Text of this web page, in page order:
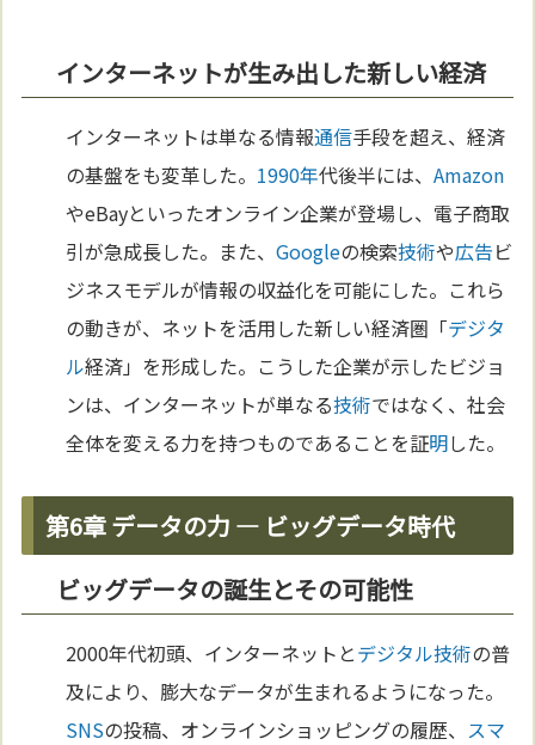
インターネットが生み出した新しい経済
インターネットは単なる情報通信手段を超え、経済
の基盤をも変革した。 1990年代後半には、Amazon
やeBayといったオンライン企業が登場し、電子商取
引が急成長した。また、Googleの検索技術や広告ビ
ジネスモデルが情報の収益化を可能にした。これら
の動きが、ネットを活用した新しい経済圏「デジタ
ル経済」を形成した。こうした企業が示したビジョ
ンは、インターネットが単なる技術ではなく、社会
全体を変える力を持つものであることを証明した。
第6章 データの力 — ビッグデータ時代
ビッグデータの誕生とその可能性
2000年代初頭、インターネットとデジタル技術の普
及により、膨大なデータが生まれるようになった。
SNSの投稿、オンラインショッピングの履歴、 スマ